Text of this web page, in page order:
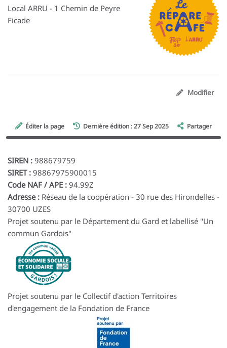
Local ARRU - 1 Chemin de Peyre
Ficade
Modifier
Éditer la page Dernière édition : 27 Sep 2025 Partager
SIREN : 988679759
SIRET : 98867975900015
Code NAF / APE : 94.99Z
Adresse : Réseau de la coopération - 30 rue des Hirondelles -
30700 UZES
Projet soutenu par le Département du Gard et labellisé "Un
commun Gardois"
Projet soutenu par le Collectif d'action Territoires
d'engagement de la Fondation de France